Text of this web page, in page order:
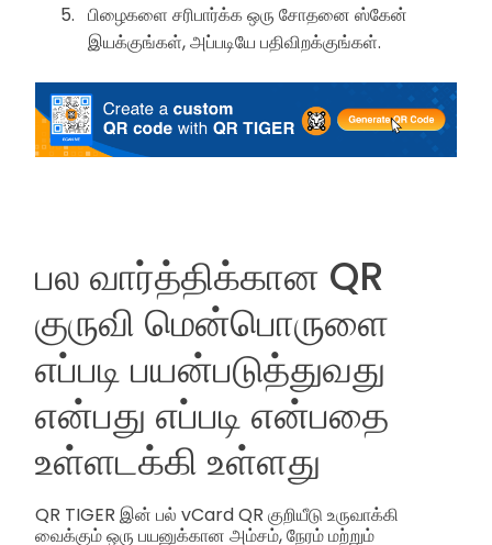
பிழைகளை சரிபார்க்க ஒரு சோதனை ஸ்கேன்
இயக்குங்கள், அப்படியே பதிவிறக்குங்கள்.
பல வார்த்திக்கான QR
குருவி மென்பொருளை
எப்படி பயன்படுத்துவது
என்பது எப்படி என்பதை
உள்ளடக்கி உள்ளது
QR TIGER இன் பல் vCard QR குறியீடு உருவாக்கி
வைக்கும் ஒரு பயனுக்கான அம்சம், நேரம் மற்றும்